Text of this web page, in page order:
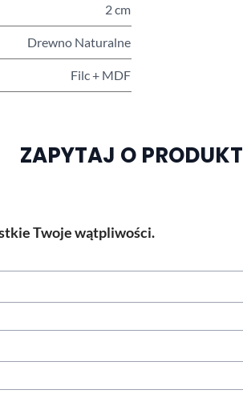
2 cm
Drewno Naturalne
Filc + MDF
ZAPYTAJ O PRODUKT
Twoje wątpliwości.